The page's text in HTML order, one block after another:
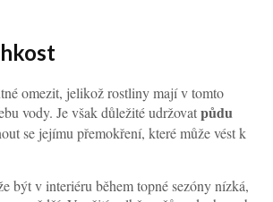
omezit, jelikož rostliny mají v tomto
vody. Je však důležité udržovatpůdu
se jejímu přemokření, které může vést k
být v interiéru během topné sezóny nízká,